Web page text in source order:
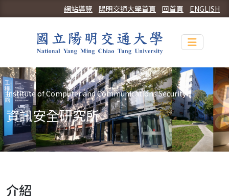
ENGLISH
回首頁
陽明交通大學首頁
網站導覽
Toggle
Institute of Computer and Communications Security
資訊安全研究所
介紹